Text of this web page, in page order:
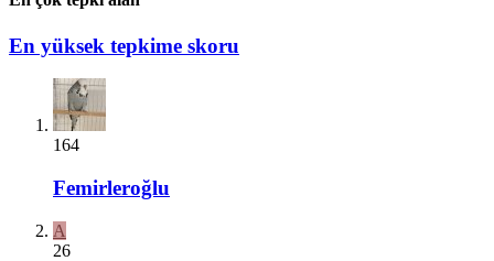
En yüksek tepkime skoru
164
Femirleroğlu
A
26